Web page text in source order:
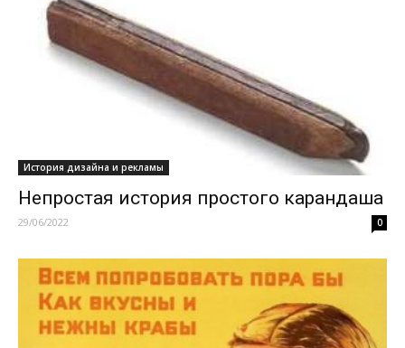
История дизайна и рекламы
Непростая история простого карандаша
29/06/2022 0